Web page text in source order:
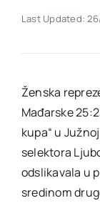
Last Updated:
Ženska
Mađarske
kupa“ u
selektora
odslikavala u
sredinom